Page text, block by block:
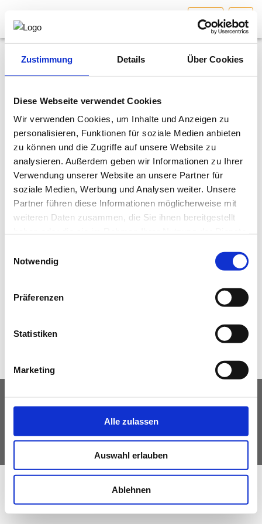
Zustimmung Details Über Cookies
Diese Webseite verwendet Cookies
Wir verwenden Cookies, um Inhalte und Anzeigen zu
personalisieren, Funktionen für soziale Medien anbieten
zu können und die Zugriffe auf unsere Website zu
analysieren. Außerdem geben wir Informationen zu Ihrer
Verwendung unserer Website an unsere Partner für
soziale Medien, Werbung und Analysen weiter. Unsere
Partner führen diese Informationen möglicherweise mit
weiteren Daten zusammen, die Sie ihnen bereitgestellt
Notwendig
Präferenzen
Statistiken
Marketing
Alle zulassen
Auswahl erlauben
Ablehnen
STMK
Bundesland auswählen HOME
DAS INGENIEURBÜRO
INTERESSEN­VERTRETUNG
MITGLIEDER­VERZEICHNIS
SERVICE
News
22.10.2024
Kollektivvertrag Information und Consulting (IC-KV)
2024 – Mitarbeiter:innenprämie
Damit besteht für Mitglieder des Fachverbandes
Ingenieurbüros die Möglichkeit, im Kalenderjahr 2024 eine
Mitarbeiter:innenprämie gemäß § 124b Z 447 lit. a) EStG
1988 (BGBl. I Nr. 200/2023) in Höhe von max. 3.000 Euro
steuer- und beitragsfrei auszubezahlen. In Betrieben mit
Betriebsrat bedarf es dazu einer Betriebsvereinbarung, in
© Fachverband Ingenieurbüros Österreich